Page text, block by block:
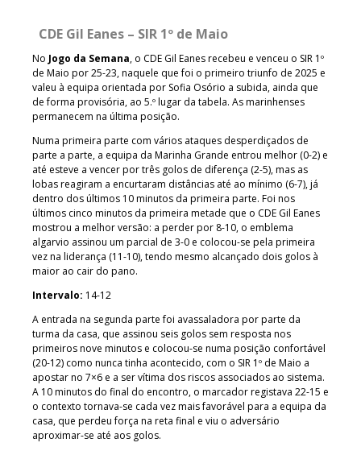
CDE Gil Eanes – SIR 1º de Maio
No Jogo da Semana, o CDE Gil Eanes recebeu e venceu o SIR 1º
de Maio por 25-23, naquele que foi o primeiro triunfo de 2025 e
valeu à equipa orientada por Sofia Osório a subida, ainda que
de forma provisória, ao 5.º lugar da tabela. As marinhenses
permanecem na última posição.
Numa primeira parte com vários ataques desperdiçados de
parte a parte, a equipa da Marinha Grande entrou melhor (0-2) e
até esteve a vencer por três golos de diferença (2-5), mas as
lobas reagiram a encurtaram distâncias até ao mínimo (6-7), já
dentro dos últimos 10 minutos da primeira parte. Foi nos
últimos cinco minutos da primeira metade que o CDE Gil Eanes
mostrou a melhor versão: a perder por 8-10, o emblema
algarvio assinou um parcial de 3-0 e colocou-se pela primeira
vez na liderança (11-10), tendo mesmo alcançado dois golos à
maior ao cair do pano.
Intervalo: 14-12
A entrada na segunda parte foi avassaladora por parte da
turma da casa, que assinou seis golos sem resposta nos
primeiros nove minutos e colocou-se numa posição confortável
(20-12) como nunca tinha acontecido, com o SIR 1º de Maio a
apostar no 7×6 e a ser vítima dos riscos associados ao sistema.
A 10 minutos do final do encontro, o marcador registava 22-15 e
o contexto tornava-se cada vez mais favorável para a equipa da
casa, que perdeu força na reta final e viu o adversário
aproximar-se até aos golos.